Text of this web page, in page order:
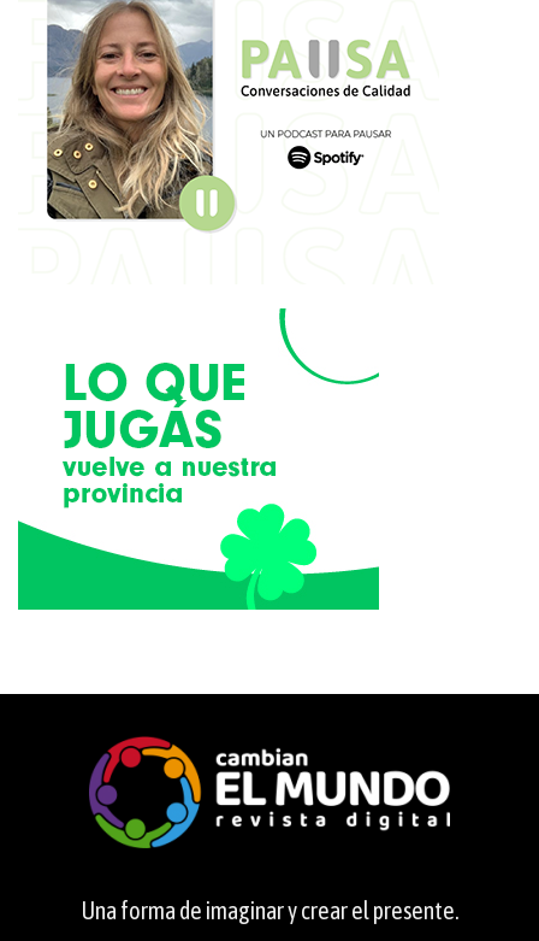
Una forma de imaginar y crear el presente.